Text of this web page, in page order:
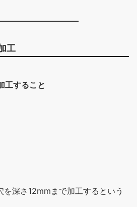
工
工すること
深さ12mmまで加工するという